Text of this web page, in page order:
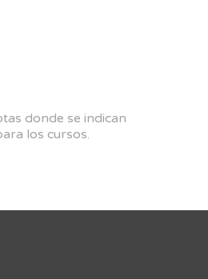
donde se indican
los cursos.